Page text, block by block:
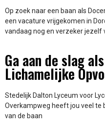
Op zoek naar een baan als
een vacature vrijgekomen in
vandaag nog en verzeker jezelf
Ga aan de slag
Lichamelijke
Stedelijk Dalton Lyceum voor
Overkampweg heeft jou veel te
van de baan